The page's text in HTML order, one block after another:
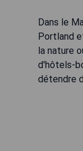
Dans le
Portland
la nature
d'hôtels-
détendre